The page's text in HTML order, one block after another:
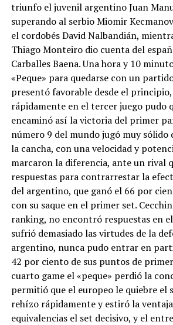
triunfo el juvenil argentino Juan
superando al serbio Miomir
el cordobés David Nalbandián,
Thiago Monteiro dio cuenta del
Carballes Baena. Una hora y 10
«Peque» para quedarse con un
presentó favorable desde el
rápidamente en el tercer juego pudo
encaminó así la victoria del primer
número 9 del mundo jugó muy sólido
la cancha, con una velocidad y
marcaron la diferencia, ante un rival
respuestas para contrarrestar la
del argentino, que ganó el 66 por
con su saque en el primer set.
ranking, no encontró respuestas en
sufrió demasiado las virtudes de la
argentino, nunca pudo entrar en
42 por ciento de sus puntos de
cuarto game el «peque» perdió la
permitió que el europeo le quiebre el
rehízo rápidamente y estiró la
equivalencias el set decisivo, y el